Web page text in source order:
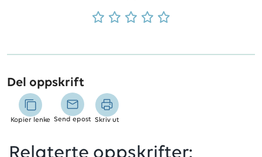
Del oppskrift
Kopier lenke Send epost Skriv ut